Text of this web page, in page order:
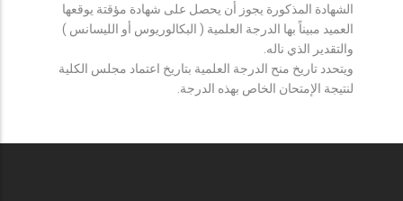
الشهادة المذكورة يجوز أن يحصل على شهادة مؤقتة يوقعها
العميد مبيناً بها الدرجة العلمية ( البكالوريوس أو الليسانس )
والتقدير الذي ناله.
ويتحدد تاريخ منح الدرجة العلمية بتاريخ اعتماد مجلس الكلية
لنتيجة الإمتحان الخاص بهذه الدرجة.